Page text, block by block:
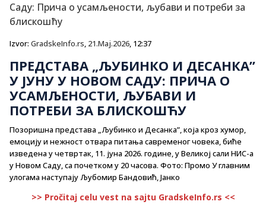
Izvor: GradskeInfo.rs, 21.Maj.2026, 12:37
ПРЕДСТАВА „ЉУБИНКО И ДЕСАНКА”
У ЈУНУ У НОВОМ САДУ: ПРИЧА О
УСАМЉЕНОСТИ, ЉУБАВИ И
ПОТРЕБИ ЗА БЛИСКОШЋУ
Позоришна представа „Љубинко и Десанка”, која кроз хумор,
емоцију и нежност отвара питања савременог човека, биће
изведена у четвртак, 11. јуна 2026. године, у Великој сали НИС-а
у Новом Саду, са почетком у 20 часова. Фото: Промо У главним
улогама наступају Љубомир Бандовић, Јанко
>> Pročitaj celu vest na sajtu GradskeInfo.rs <<